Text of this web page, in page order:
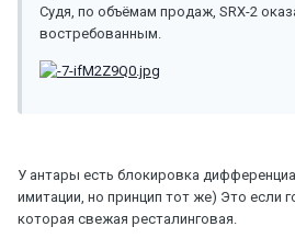
Судя, по объёмам продаж, SRX-2
востребованным.
У антары есть блокировка
имитации, но принцип тот же) Это если
которая свежая ресталинговая.